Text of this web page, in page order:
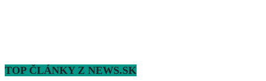
TOP ČLÁNKY Z NEWS.SK